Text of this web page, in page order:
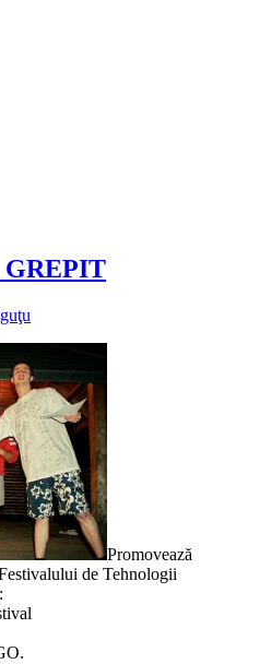
GREPIT
Promovează
de Tehnologii